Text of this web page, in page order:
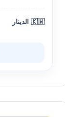
🇰🇼 الدينار